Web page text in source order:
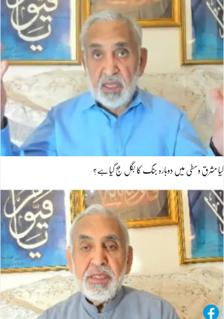
کیا مشرقِ وسطیٰ میں دوبارہ جنگ کا بگل بج گیاہے؟